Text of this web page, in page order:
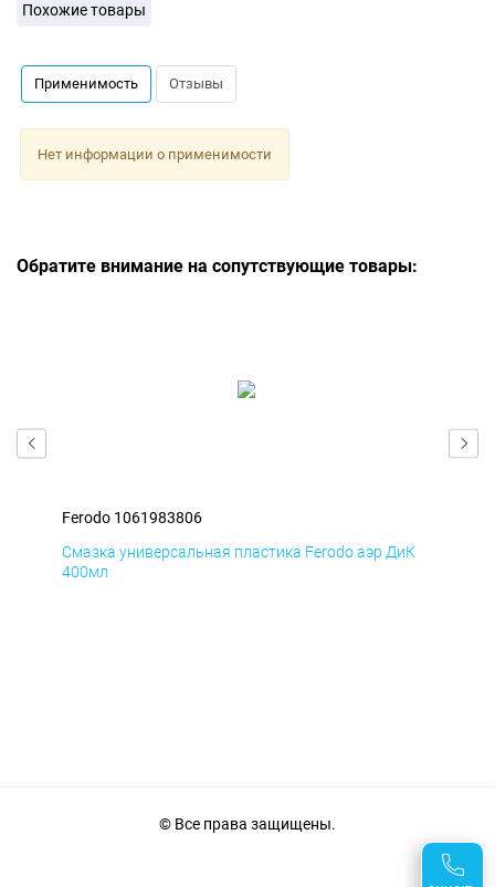
Похожие товары
Применимость Отзывы
Нет информации о применимости
Обратите внимание на сопутствующие товары:
Ferodo 1061983806
Смазка универсальная пластика Ferodo аэр ДиК
400мл
© Все права защищены.